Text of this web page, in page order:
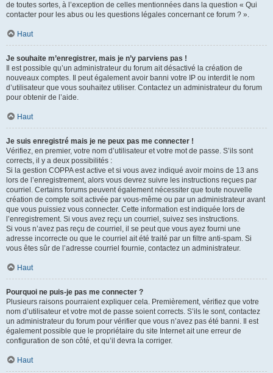
de toutes sortes, à l’exception de celles mentionnées dans la question « Qui
contacter pour les abus ou les questions légales concernant ce forum ? ».
Haut
Je souhaite m’enregistrer, mais je n’y parviens pas !
Il est possible qu’un administrateur du forum ait désactivé la création de
nouveaux comptes. Il peut également avoir banni votre IP ou interdit le nom
d’utilisateur que vous souhaitez utiliser. Contactez un administrateur du forum
pour obtenir de l’aide.
Haut
Je suis enregistré mais je ne peux pas me connecter !
Vérifiez, en premier, votre nom d’utilisateur et votre mot de passe. S’ils sont
corrects, il y a deux possibilités :
Si la gestion COPPA est active et si vous avez indiqué avoir moins de 13 ans
lors de l’enregistrement, alors vous devrez suivre les instructions reçues par
courriel. Certains forums peuvent également nécessiter que toute nouvelle
création de compte soit activée par vous-même ou par un administrateur avant
que vous puissiez vous connecter. Cette information est indiquée lors de
l’enregistrement. Si vous avez reçu un courriel, suivez ses instructions.
Si vous n’avez pas reçu de courriel, il se peut que vous ayez fourni une
adresse incorrecte ou que le courriel ait été traité par un filtre anti-spam. Si
vous êtes sûr de l’adresse courriel fournie, contactez un administrateur.
Haut
Pourquoi ne puis-je pas me connecter ?
Plusieurs raisons pourraient expliquer cela. Premièrement, vérifiez que votre
nom d’utilisateur et votre mot de passe soient corrects. S’ils le sont, contactez
un administrateur du forum pour vérifier que vous n’avez pas été banni. Il est
également possible que le propriétaire du site Internet ait une erreur de
configuration de son côté, et qu’il devra la corriger.
Haut